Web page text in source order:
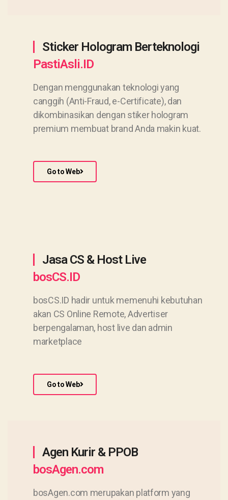
Sticker Hologram Berteknologi
PastiAsli.ID
Dengan menggunakan teknologi yang
canggih (Anti-Fraud, e-Certificate), dan
dikombinasikan dengan stiker hologram
premium membuat brand Anda makin kuat.
Go to Web
Jasa CS & Host Live
bosCS.ID
bosCS.ID hadir untuk memenuhi kebutuhan
akan CS Online Remote, Advertiser
berpengalaman, host live dan admin
marketplace
Go to Web
Agen Kurir & PPOB
bosAgen.com
bosAgen.com merupakan platform yang